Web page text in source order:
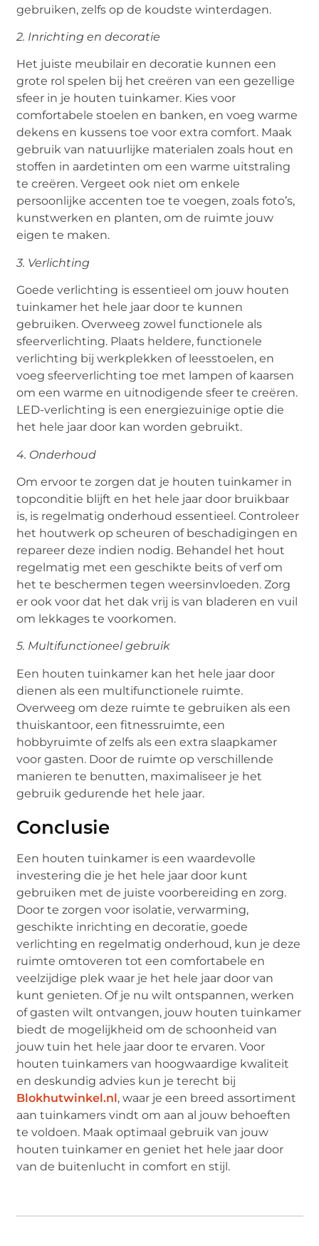
gebruiken, zelfs op de koudste winterdagen.
2. Inrichting en decoratie
Het juiste meubilair en decoratie kunnen een
grote rol spelen bij het creëren van een gezellige
sfeer in je houten tuinkamer. Kies voor
comfortabele stoelen en banken, en voeg warme
dekens en kussens toe voor extra comfort. Maak
gebruik van natuurlijke materialen zoals hout en
stoffen in aardetinten om een warme uitstraling
te creëren. Vergeet ook niet om enkele
persoonlijke accenten toe te voegen, zoals foto’s,
kunstwerken en planten, om de ruimte jouw
eigen te maken.
3. Verlichting
Goede verlichting is essentieel om jouw houten
tuinkamer het hele jaar door te kunnen
gebruiken. Overweeg zowel functionele als
sfeerverlichting. Plaats heldere, functionele
verlichting bij werkplekken of leesstoelen, en
voeg sfeerverlichting toe met lampen of kaarsen
om een warme en uitnodigende sfeer te creëren.
LED-verlichting is een energiezuinige optie die
het hele jaar door kan worden gebruikt.
4. Onderhoud
Om ervoor te zorgen dat je houten tuinkamer in
topconditie blijft en het hele jaar door bruikbaar
is, is regelmatig onderhoud essentieel. Controleer
het houtwerk op scheuren of beschadigingen en
repareer deze indien nodig. Behandel het hout
regelmatig met een geschikte beits of verf om
het te beschermen tegen weersinvloeden. Zorg
er ook voor dat het dak vrij is van bladeren en vuil
om lekkages te voorkomen.
5. Multifunctioneel gebruik
Een houten tuinkamer kan het hele jaar door
dienen als een multifunctionele ruimte.
Overweeg om deze ruimte te gebruiken als een
thuiskantoor, een fitnessruimte, een
hobbyruimte of zelfs als een extra slaapkamer
voor gasten. Door de ruimte op verschillende
manieren te benutten, maximaliseer je het
gebruik gedurende het hele jaar.
Conclusie
Een houten tuinkamer is een waardevolle
investering die je het hele jaar door kunt
gebruiken met de juiste voorbereiding en zorg.
Door te zorgen voor isolatie, verwarming,
geschikte inrichting en decoratie, goede
verlichting en regelmatig onderhoud, kun je deze
ruimte omtoveren tot een comfortabele en
veelzijdige plek waar je het hele jaar door van
kunt genieten. Of je nu wilt ontspannen, werken
of gasten wilt ontvangen, jouw houten tuinkamer
biedt de mogelijkheid om de schoonheid van
jouw tuin het hele jaar door te ervaren. Voor
houten tuinkamers van hoogwaardige kwaliteit
en deskundig advies kun je terecht bij
Blokhutwinkel.nl, waar je een breed assortiment
aan tuinkamers vindt om aan al jouw behoeften
te voldoen. Maak optimaal gebruik van jouw
houten tuinkamer en geniet het hele jaar door
van de buitenlucht in comfort en stijl.